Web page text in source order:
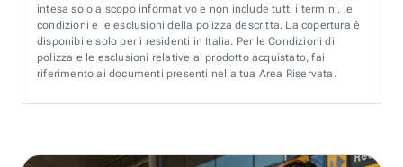
intesa solo a scopo informativo e non include tutti i termini, le
condizioni e le esclusioni della polizza descritta. La copertura è
disponibile solo per i residenti in Italia. Per le Condizioni di
polizza e le esclusioni relative al prodotto acquistato, fai
riferimento ai documenti presenti nella tua Area Riservata.